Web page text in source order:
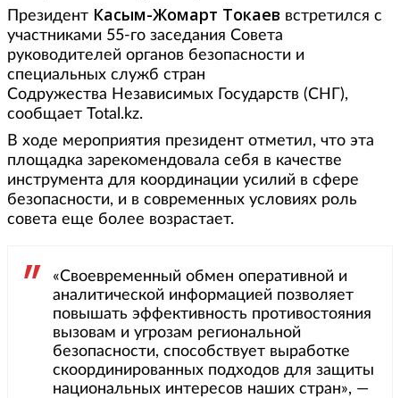
Президент Касым-Жомарт Токаев встретился с
участниками 55-го заседания Совета
руководителей органов безопасности и
специальных служб стран
Содружества Независимых Государств (СНГ),
сообщает Total.kz.
В ходе мероприятия президент отметил, что эта
площадка зарекомендовала себя в качестве
инструмента для координации усилий в сфере
безопасности, и в современных условиях роль
совета еще более возрастает.
«Своевременный обмен оперативной и
аналитической информацией позволяет
повышать эффективность противостояния
вызовам и угрозам региональной
безопасности, способствует выработке
скоординированных подходов для защиты
национальных интересов наших стран», —